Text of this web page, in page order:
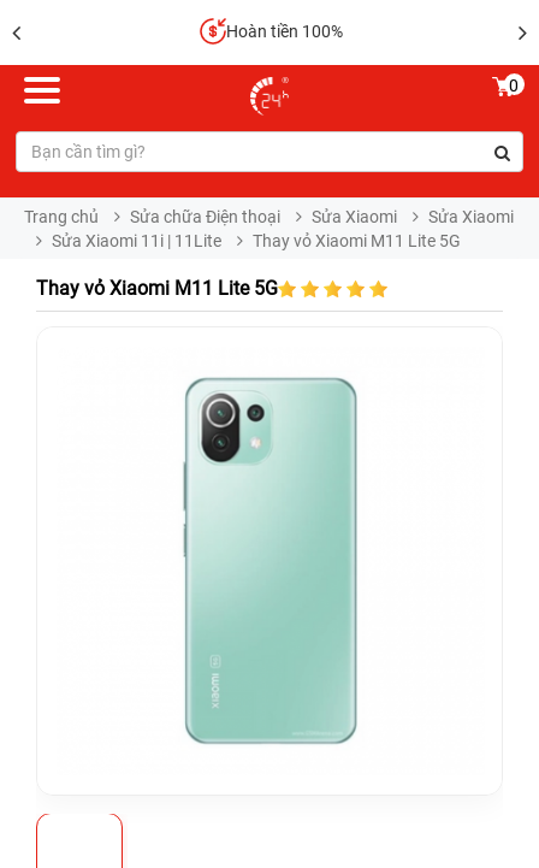
Hoàn tiền 100%
0
Trang chủ Sửa chữa Điện thoại Sửa Xiaomi
Sửa Xiaomi
Sửa Xiaomi 11i | 11Lite
Thay vỏ Xiaomi M11 Lite 5G
Thay vỏ Xiaomi M11 Lite 5G